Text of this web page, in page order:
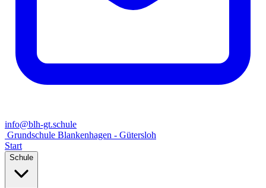
info@blh-gt.schule
Grundschule Blankenhagen - Gütersloh
Start
Schule